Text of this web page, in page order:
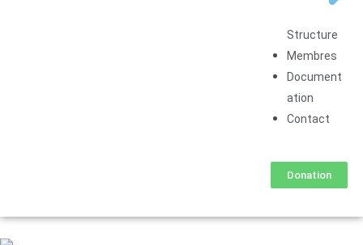
Structure
Membres
Document
ation
Contact
Donation